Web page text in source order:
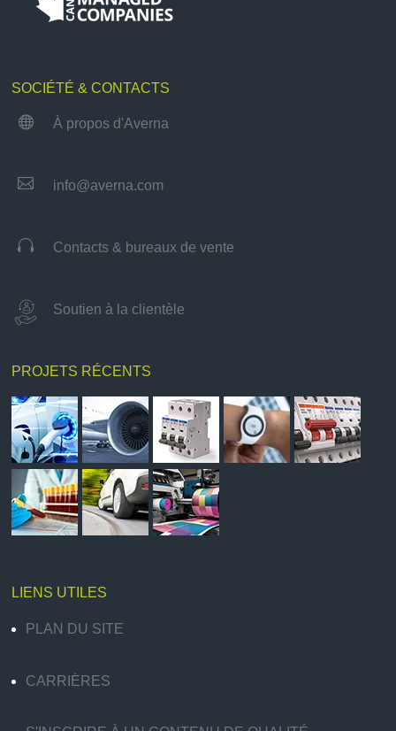
SOCIÉTÉ & CONTACTS
 À propos d'Averna
 info@averna.com
 Contacts & bureaux de vente
Soutien à la clientèle
PROJETS RÉCENTS
LIENS UTILES
PLAN DU SITE
CARRIÈRES